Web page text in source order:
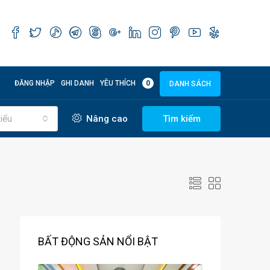
ĐĂNG NHẬP GHI DANH YÊU THÍCH 0 DANH SÁCH
Nâng cao Tìm kiếm
BẤT ĐỘNG SẢN NỔI BẬT